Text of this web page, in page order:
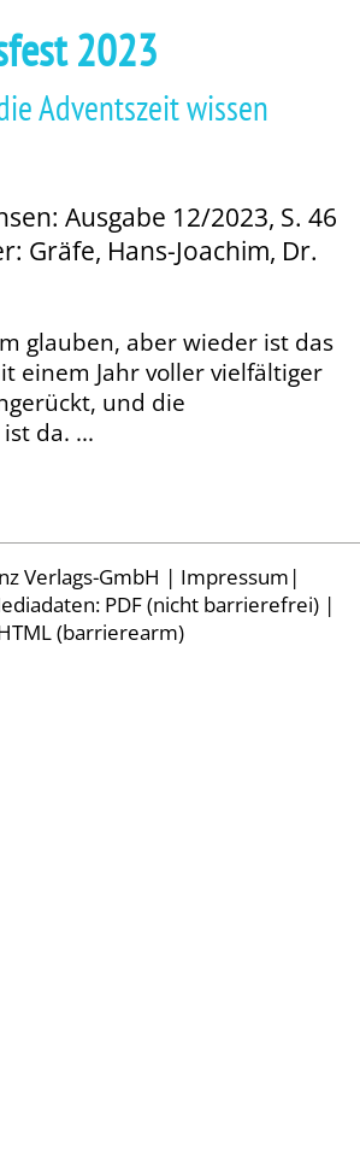
2023
Adventszeit wissen
Ausgabe 12/2023, S. 46
Gräfe, Hans-Joachim, Dr.
glauben, aber wieder ist das
einem Jahr voller vielfältiger
und die
da. ...
Verlags-GmbH | Impressum |
PDF (nicht barrierefrei) |
(barrierearm)